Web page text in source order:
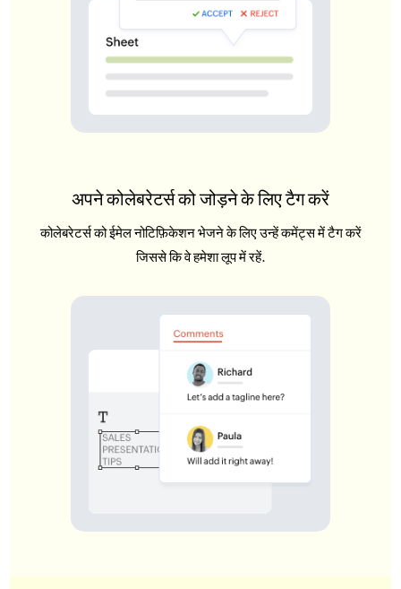
अपने कोलेबरेटर्स को जोड़ने के लिए टैग करें
कोलेबरेटर्स को ईमेल नोटिफ़िकेशन भेजने के लिए उन्हें कमेंट्स में टैग करें
जिससे कि वे हमेशा लूप में रहें.